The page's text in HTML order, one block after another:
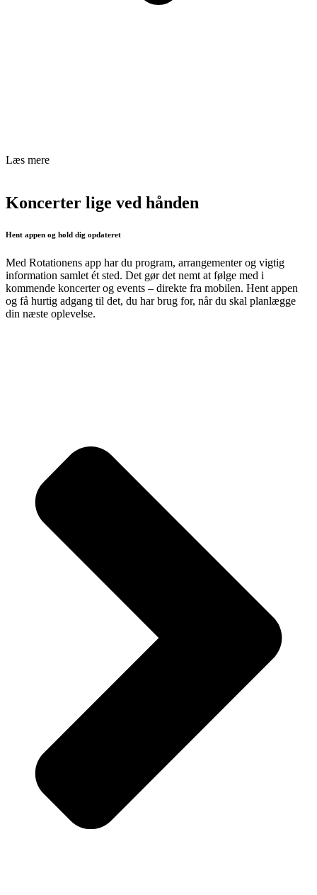
Læs mere
Koncerter lige ved hånden
Hent appen og hold dig opdateret
Med Rotationens app har du program, arrangementer og vigtig
information samlet ét sted. Det gør det nemt at følge med i
kommende koncerter og events – direkte fra mobilen. Hent appen
og få hurtig adgang til det, du har brug for, når du skal planlægge
din næste oplevelse.